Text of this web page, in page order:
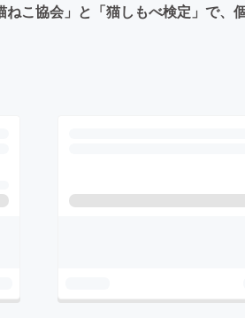
こ協会」と「猫しもべ検定」で、